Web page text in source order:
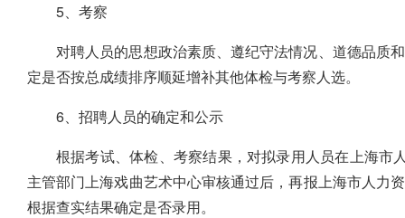
5、考察
对聘人员的思想政治素质、遵纪守法情况、道德品质
定是否按总成绩排序顺延增补其他体检与考察人选。
6、招聘人员的确定和公示
根据考试、体检、考察结果，对拟录用人员在上海
主管部门上海戏曲艺术中心审核通过后，再报上海市人力
根据查实结果确定是否录用。